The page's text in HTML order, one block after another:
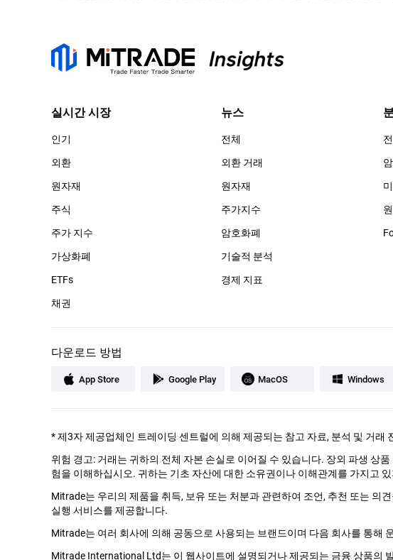
실시간 시장
인기
외환
원자재
주식
주가 지수
가상화폐
ETFs
채권
뉴스
전체
외환 거래
원자재
주가지수
암호화폐
기술적 분석
경제 지표
다운로드 방법
App Store Google Play MacOS Windows
*제3자 제공업체인 트레이딩 센트럴에 의해 제공되는 참고 자료, 분석 및 거
위험 경고: 거래는 귀하의 전체 자본 손실로 이어질 수 있습니다. 장외 파생 상
험을 이해하십시오. 귀하는 기초 자산에 대한 소유권이나 이해관계를 가지고
Mitrade는 우리의 제품을 취득, 보유 또는 처분과 관련하여 조언, 추천 또는
실행 서비스를 제공합니다.
Mitrade는 여러 회사에 의해 공동으로 사용되는 브랜드이며 다음 회사를 통해
Mitrade International Ltd는 이 웹사이트에 설명되거나 제공되는 금융 상품의